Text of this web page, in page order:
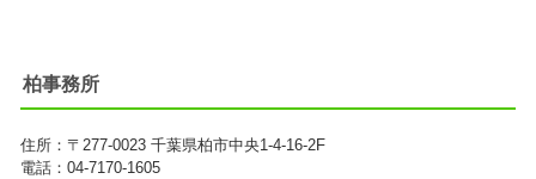
柏事務所
住所： 〒277-0023 千葉県柏市中央1-4-16-2F
電話：04-7170-1605